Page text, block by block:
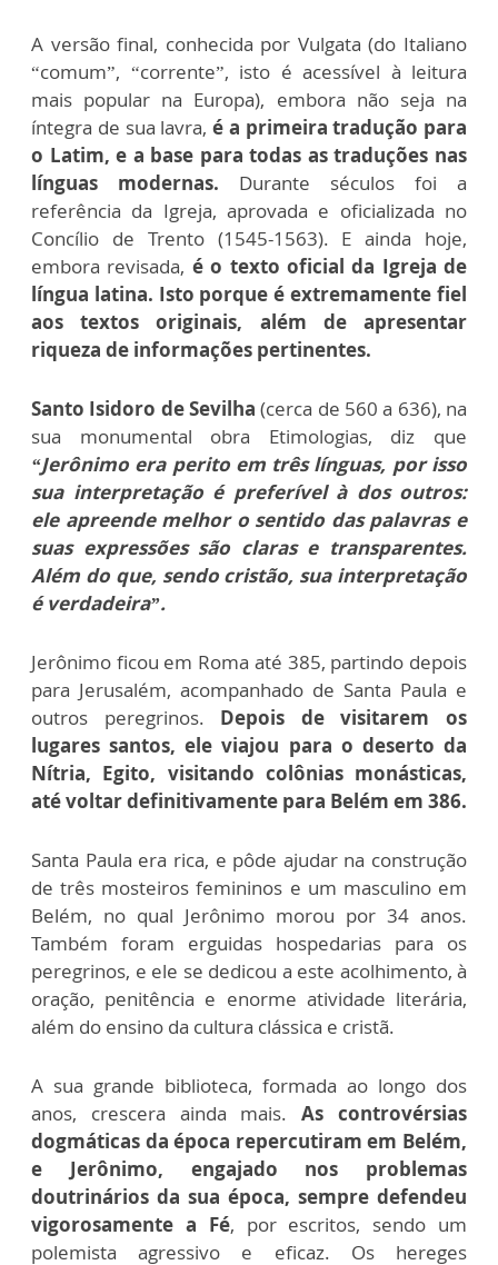
A versão final, conhecida por Vulgata (do Italiano
“comum”, “corrente”, isto é acessível à leitura
mais popular na Europa), embora não seja na
íntegra de sua lavra, é a primeira tradução para
o Latim, e a base para todas as traduções nas
línguas modernas. Durante séculos foi a
referência da Igreja, aprovada e oficializada no
Concílio de Trento (1545-1563). E ainda hoje,
embora revisada, é o texto oficial da Igreja de
língua latina. Isto porque é extremamente fiel
aos textos originais, além de apresentar
riqueza de informações pertinentes.
Santo Isidoro de Sevilha (cerca de 560 a 636), na
sua monumental obra Etimologias, diz que
“Jerônimo era perito em três línguas, por isso
sua interpretação é preferível à dos outros:
ele apreende melhor o sentido das palavras e
suas expressões são claras e transparentes.
Além do que, sendo cristão, sua interpretação
é verdadeira”.
Jerônimo ficou em Roma até 385, partindo depois
para Jerusalém, acompanhado de Santa Paula e
outros peregrinos. Depois de visitarem os
lugares santos, ele viajou para o deserto da
Nítria, Egito, visitando colônias monásticas,
até voltar definitivamente para Belém em 386.
Santa Paula era rica, e pôde ajudar na construção
de três mosteiros femininos e um masculino em
Belém, no qual Jerônimo morou por 34 anos.
Também foram erguidas hospedarias para os
peregrinos, e ele se dedicou a este acolhimento, à
oração, penitência e enorme atividade literária,
além do ensino da cultura clássica e cristã.
A sua grande biblioteca, formada ao longo dos
anos, crescera ainda mais.As controvérsias
dogmáticas da época repercutiram em Belém,
e Jerônimo, engajado nos problemas
doutrinários da sua época, sempre defendeu
vigorosamente a Fé, por escritos, sendo um
polemista agressivo e eficaz. Os hereges